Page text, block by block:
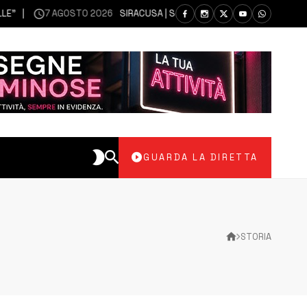
7 AGOSTO 2026 SIRACUSA | SIANO MESSI A DISPOSIZIONE DEL LIBERO
GUARDA LA DIRETTA
STORIA